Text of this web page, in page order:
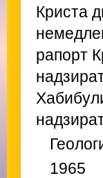
Криста
рапорт
1965